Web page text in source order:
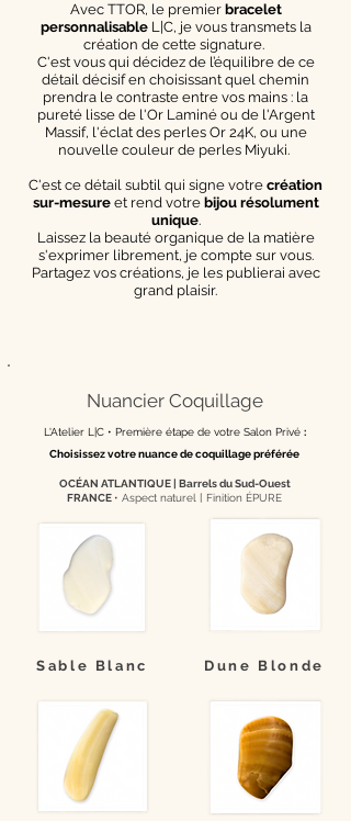
Avec TTOR, le premier bracelet
personnalisableL|C, je vous transmets la
création de cette signature.
C'est vous qui décidez de l’équilibre de ce
détail décisif en choisissant quel chemin
prendra le contraste entre vos mains : la
pureté lisse de l'Or Laminé ou de l'Argent
Massif, l'éclat des perles Or 24K, ou une
nouvelle couleur de perles Miyuki.
C'est ce détail subtil qui signe votre création
sur-mesureet rend votre bijou résolument
unique.
Laissez la beauté organique de la matière
s'exprimer librement, je compte sur vous.
Partagez vos créations, je les publierai avec
grand plaisir.
Nuancier Coquillage
L'Atelier L|C • Première étape de votre Salon Privé :
Choisissez votre nuance de coquillage préférée
OCÉAN ATLANTIQUE | Barrels du Sud-Ouest
FRANCE • Aspect naturel [ Finition ÉPURE
Sable Blanc Dune Blonde